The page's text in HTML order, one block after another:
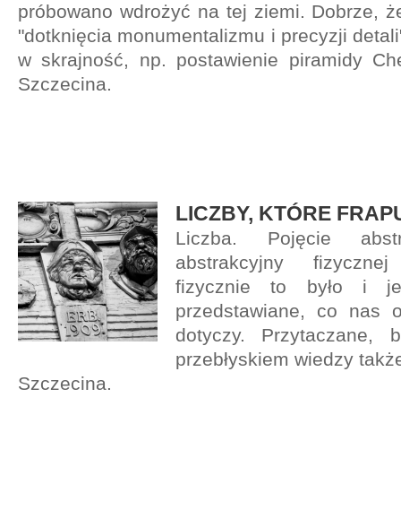
próbowano wdrożyć na tej ziemi. Dobrze,
"dotknięcia monumentalizmu i precyzji
w skrajność, np. postawienie piramidy
Szczecina.
LICZBY, KTÓRE
Liczba. Pojęcie
abstrakcyjny
fizycznie to było i
przedstawiane, co nas
dotyczy. Przytaczane,
przebłyskiem wiedzy
Szczecina.